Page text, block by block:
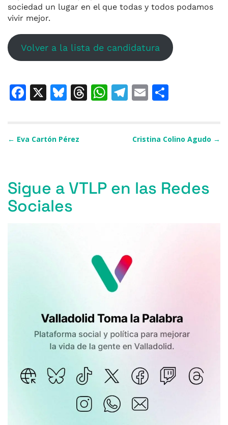
sociedad un lugar en el que todas y todos podamos
vivir mejor.
Volver a la lista de candidatura
F
e
o
k
X
Bl
s
T
W
p
T
gr
E
l
p
r
Navegación de entradas
← Eva Cartón Pérez Cristina Colino Agudo →
Sigue a VTLP en las Redes
Sociales